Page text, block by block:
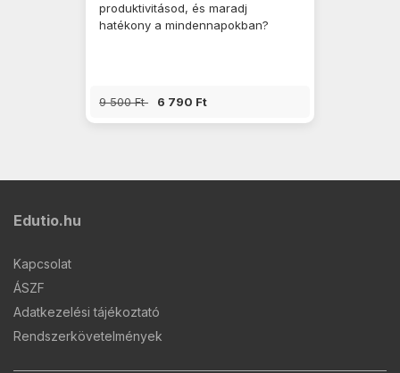
produktivitásod, és maradj
hatékony a mindennapokban?
9 500 Ft 6 790 Ft
Edutio.hu
Kapcsolat
ÁSZF
Adatkezelési tájékoztató
Rendszerkövetelmények